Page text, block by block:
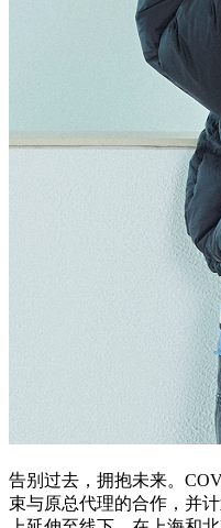
告别过去，拥抱未来。
束与原总代理的合作，并